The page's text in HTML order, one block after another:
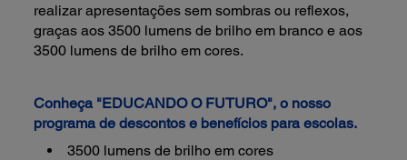
realizar apresentações sem sombras ou reflexos,
graças aos 3500 lumens de brilho em branco e aos
3500 lumens de brilho em cores.
Conheça "EDUCANDO O FUTURO", o nosso
programa de descontos e benefícios para escolas.
3500 lumens de brilho em cores